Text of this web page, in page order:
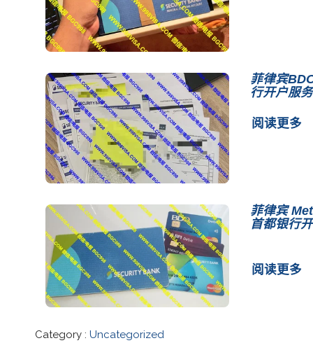
菲律宾
行开户服务
阅读更多
菲律宾
首都银行
阅读更多
Category : Uncategorized